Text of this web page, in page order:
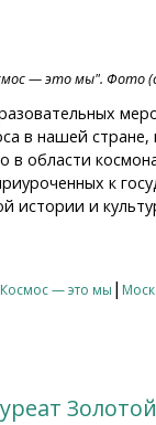
— это мы".
в нашей
области
к
и
Космос — это мы |